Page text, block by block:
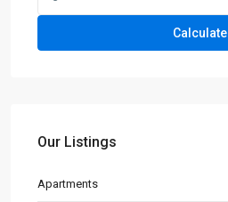
Calculate
Our Listings
Apartments